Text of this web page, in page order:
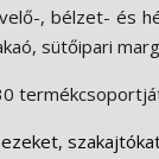
, bélzet- és
sütőipari